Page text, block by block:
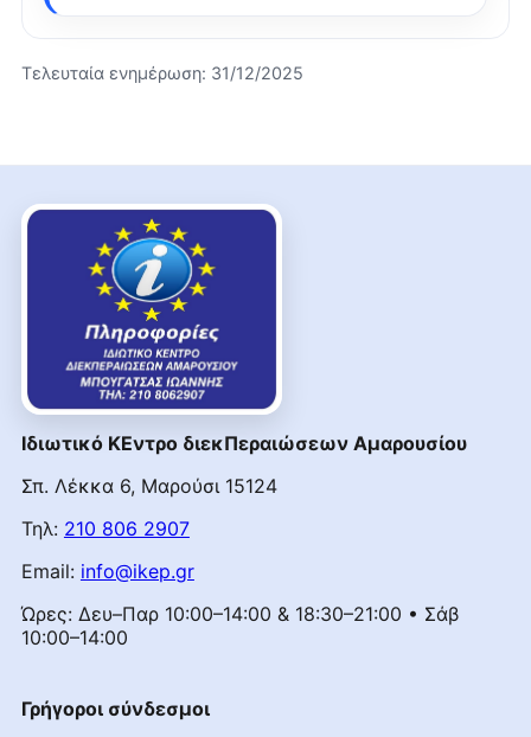
Τελευταία ενημέρωση: 31/12/2025
Ιδιωτικό ΚΕντρο διεκΠεραιώσεων Αμαρουσίου
Σπ. Λέκκα 6, Μαρούσι 15124
Τηλ: 210 806 2907
Email: info@ikep.gr
Ώρες: Δευ–Παρ 10:00–14:00 & 18:30–21:00 • Σάβ
10:00–14:00
Γρήγοροι σύνδεσμοι